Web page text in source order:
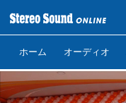
ホーム オーディオ